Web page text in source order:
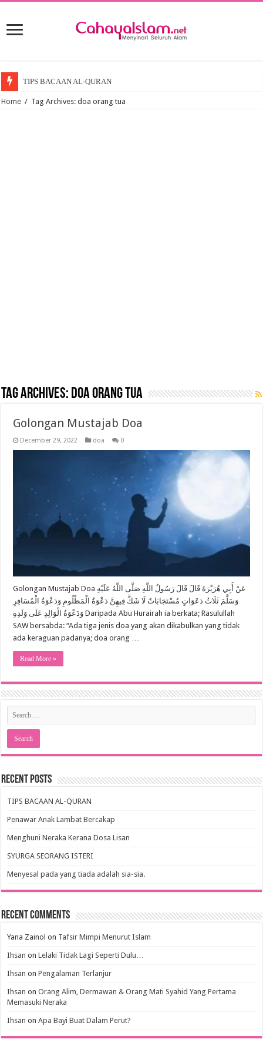
TIPS BACAAN AL-QURAN
Home / Tag Archives: doa orang tua
Tag Archives: doa orang tua
Golongan Mustajab Doa
December 29, 2022 doa 0
Golongan Mustajab Doa عَنْ أَبِي هُرَيْرَةَ قَالَ قَالَ رَسُولُ اللَّهِ صَلَّى اللَّهُ عَلَيْهِ
وَسَلَّمَ ثَلَاثُ دَعَوَاتٍ مُسْتَجَابَاتٌ لَا شَكَّ فِيهِنَّ دَعْوَةُ الْمَظْلُومِ وَدَعْوَةُ الْمُسَافِرِ
وَدَعْوَةُ الْوَالِدِ عَلَى وَلَدِهِ Daripada Abu Hurairah ia berkata; Rasulullah
SAW bersabda: “Ada tiga jenis doa yang akan dikabulkan yang tidak
ada keraguan padanya; doa orang …
Read More »
Recent Posts
TIPS BACAAN AL-QURAN
Penawar Anak Lambat Bercakap
Menghuni Neraka Kerana Dosa Lisan
SYURGA SEORANG ISTERI
Menyesal pada yang tiada adalah sia-sia.
Recent Comments
Yana Zainol on Tafsir Mimpi Menurut Islam
Ihsan onLelaki Tidak Lagi Seperti Dulu…
Ihsan onPengalaman Terlanjur
Ihsan onOrang Alim, Dermawan & Orang Mati Syahid Yang Pertama
Memasuki Neraka
Ihsan onApa Bayi Buat Dalam Perut?